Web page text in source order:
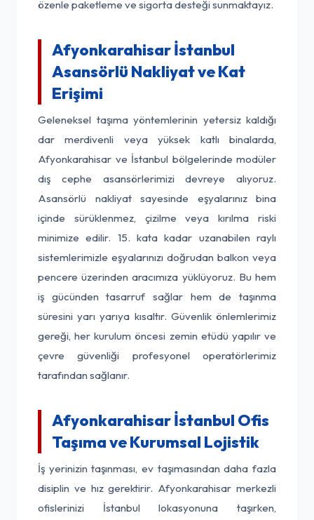
özenle paketleme ve sigorta desteği sunmaktayız.
Afyonkarahisar İstanbul
Asansörlü Nakliyat ve Kat
Erişimi
Geleneksel taşıma yöntemlerinin yetersiz kaldığı
dar merdivenli veya yüksek katlı binalarda,
Afyonkarahisar ve İstanbul bölgelerinde modüler
dış cephe asansörlerimizi devreye alıyoruz.
Asansörlü nakliyat sayesinde eşyalarınız bina
içinde sürüklenmez, çizilme veya kırılma riski
minimize edilir. 15. kata kadar uzanabilen raylı
sistemlerimizle eşyalarınızı doğrudan balkon veya
pencere üzerinden aracımıza yüklüyoruz. Bu hem
iş gücünden tasarruf sağlar hem de taşınma
süresini yarı yarıya kısaltır. Güvenlik önlemlerimiz
gereği, her kurulum öncesi zemin etüdü yapılır ve
çevre güvenliği profesyonel operatörlerimiz
tarafından sağlanır.
Afyonkarahisar İstanbul Ofis
Taşıma ve Kurumsal Lojistik
İş yerinizin taşınması, ev taşımasından daha fazla
disiplin ve hız gerektirir. Afyonkarahisar merkezli
ofislerinizi İstanbul lokasyonuna taşırken,